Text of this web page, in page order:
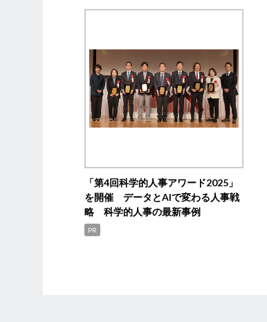
「第4回科学的人事アワード2025」
を開催 データとAIで変わる人事戦
略 科学的人事の最新事例
PR